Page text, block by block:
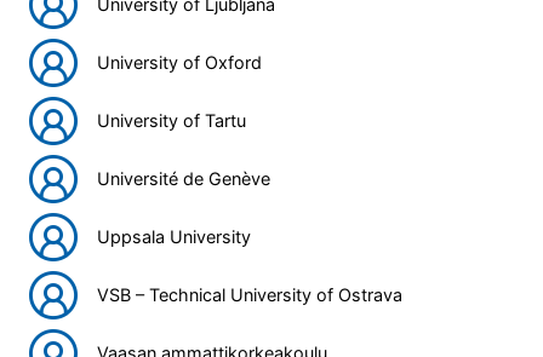
University of Ljubljana
University of Oxford
University of Tartu
Université de Genève
Uppsala University
VSB – Technical University of Ostrava
Vaasan ammattikorkeakoulu